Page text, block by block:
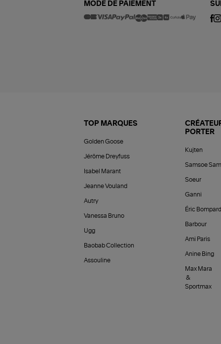
MODE DE PAIEMENT
TOP MARQUES
Golden Goose
Jérôme Dreyfuss
Isabel Marant
Jeanne Vouland
Autry
Vanessa Bruno
Ugg
Baobab Collection
Assouline
PORTER
Kujten
Samsoe
Soeur
Ganni
Éric Bompard
Barbour
Ami Paris
Anine Bing
Max Mara
&
Sportmax